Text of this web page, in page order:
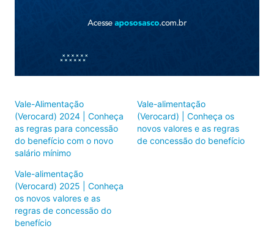
Vale-Alimentação
(Verocard) 2024 | Conheça
as regras para concessão
do benefício com o novo
salário mínimo
Vale-alimentação
(Verocard) | Conheça os
novos valores e as regras
de concessão do benefício
Vale-alimentação
(Verocard) 2025 | Conheça
os novos valores e as
regras de concessão do
benefício